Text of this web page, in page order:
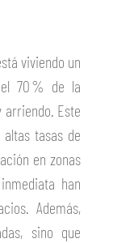
viviendo un
70 % de la
Este
tasas de
en zonas
han
Además,
sino que